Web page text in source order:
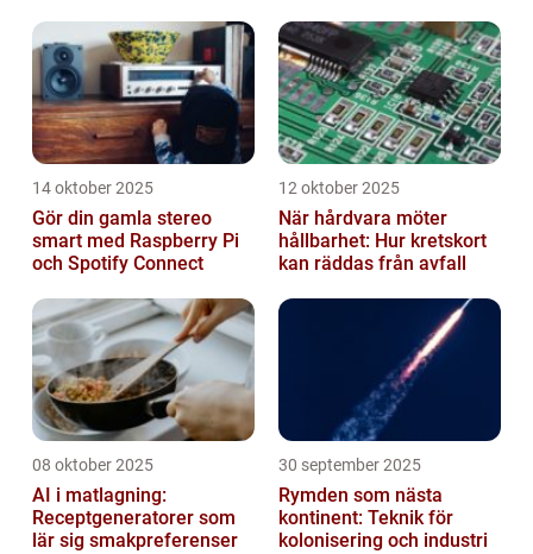
14 oktober 2025
Gör din gamla stereo
smart med Raspberry Pi
och Spotify Connect
12 oktober 2025
När hårdvara möter
hållbarhet: Hur kretskort
kan räddas från avfall
08 oktober 2025
AI i matlagning:
Receptgeneratorer som
lär sig smakpreferenser
30 september 2025
Rymden som nästa
kontinent: Teknik för
kolonisering och industri